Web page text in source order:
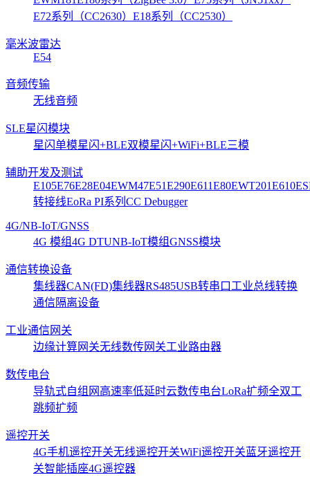
E72系列（CC2630） E18系列（CC2530）
毫米波雷达
E54
音频传输
无线音频
SLE星闪模块
星闪单模星闪+BLE双模星闪+WiFi+BLE三模
辅助开发及测试
E105E76E28E04EWM47E51E290E611E80EWT201E610
转接线EoRa PI系列 CC Debugger
4G/NB-IoT/GNSS
4G 模组4G DTUNB-IoT模组GNSS模块
通信转换设备
集线器CAN(FD)集线器RS485USB转串口 工业总线转换
通信隔离设备
工业通信网关
边缘计算网关无线数传网关工业路由器
数传电台
导轨式自组网 高速率低延时云数传电台LoRa扩频全双工
跳频扩频
遥控开关
4G手机遥控开关无线遥控开关WiFi遥控开关蓝牙遥控开
关智能插座4G遥控器